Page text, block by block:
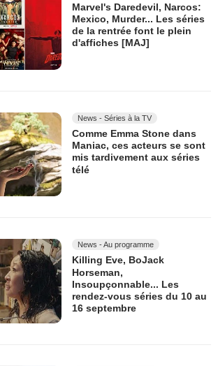
Marvel's Daredevil, Narcos:
Mexico, Murder... Les séries
de la rentrée font le plein
d'affiches [MAJ]
News - Séries à la TV
Comme Emma Stone dans
Maniac, ces acteurs se sont
mis tardivement aux séries
télé
News - Au programme
Killing Eve, BoJack
Horseman,
Insoupçonnable... Les
rendez-vous séries du 10 au
16 septembre